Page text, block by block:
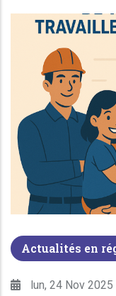
Actualités en
lun, 24 Nov